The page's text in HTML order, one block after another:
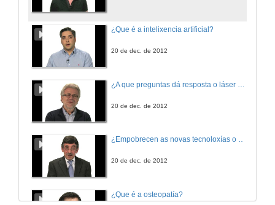
¿Que é a intelixencia artificial?
20 de dec. de 2012
20 de dec. de 2012
¿Empobrecen as novas tecnoloxías o uso da linguaxe?
20 de dec. de 2012
¿Que é a osteopatía?